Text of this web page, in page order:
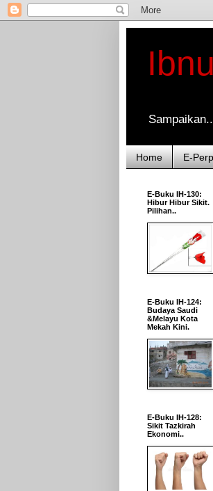
Home E-
E-Buku IH-130:
Hibur Hibur Sikit.
Pilihan..
E-Buku IH-124:
Budaya Saudi
&Melayu Kota
Mekah Kini.
E-Buku IH-128:
Sikit Tazkirah
Ekonomi..